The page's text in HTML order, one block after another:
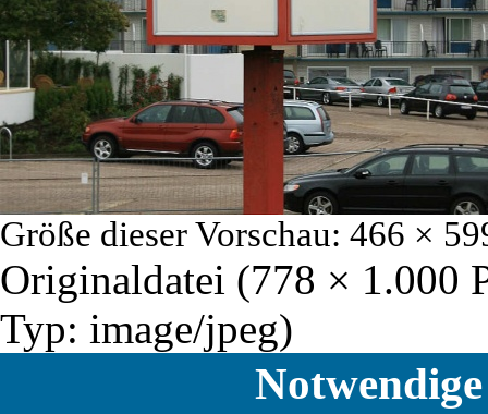
Größe dieser Vorschau: 466 ×
Originaldatei (778 × 1.000
Typ: image/jpeg)